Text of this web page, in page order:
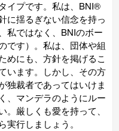
イプです。私は、BNI®
に揺るぎない信念を持っ
私ではなく、BNIのボー
です）。私は、団体や組
めにも、方針を掲げるこ
います。しかし、その方
独裁者であってはいけま
、マンデラのようにルー
厳しくも愛を持って、
実行しましょう。